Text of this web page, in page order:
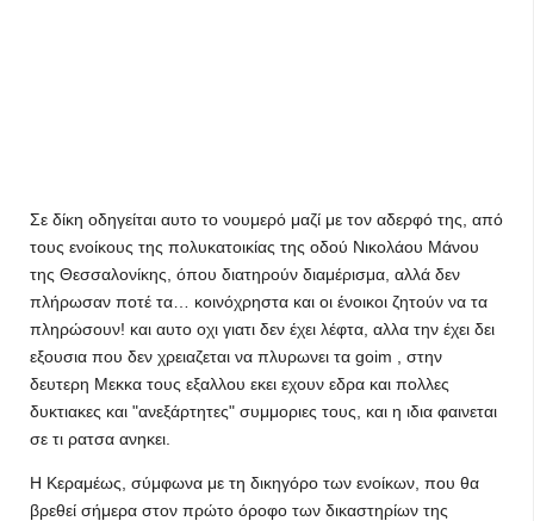
Σε δίκη οδηγείται αυτο το νουμερό μαζί με τον αδερφό της, από
τους ενοίκους της πολυκατοικίας της οδού Νικολάου Μάνου
της Θεσσαλονίκης, όπου διατηρούν διαμέρισμα, αλλά δεν
πλήρωσαν ποτέ τα… κοινόχρηστα και οι ένοικοι ζητούν να τα
πληρώσουν! και αυτο οχι γιατι δεν έχει λέφτα, αλλα την έχει δει
εξουσια που δεν χρειαζεται να πλυρωνει τα goim , στην
δευτερη Μεκκα τους εξαλλου εκει εχουν εδρα και πολλες
δυκτιακες και "ανεξάρτητες" συμμοριες τους, και η ιδια φαινεται
σε τι ρατσα ανηκει.
Η Κεραμέως, σύμφωνα με τη δικηγόρο των ενοίκων, που θα
βρεθεί σήμερα στον πρώτο όροφο των δικαστηρίων της